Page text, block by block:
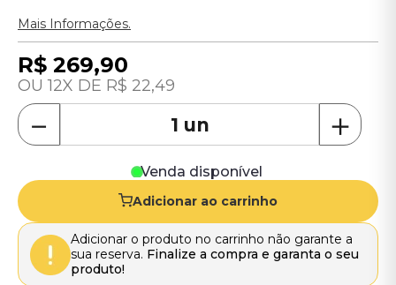
Mais Informações.
R$ 269,90
12 R$ 22,49
＋
－
Venda disponível
Adicionar ao carrinho
Adicionar o produto no carrinho não garante a
sua reserva. Finalize a compra e garanta o seu
produto!